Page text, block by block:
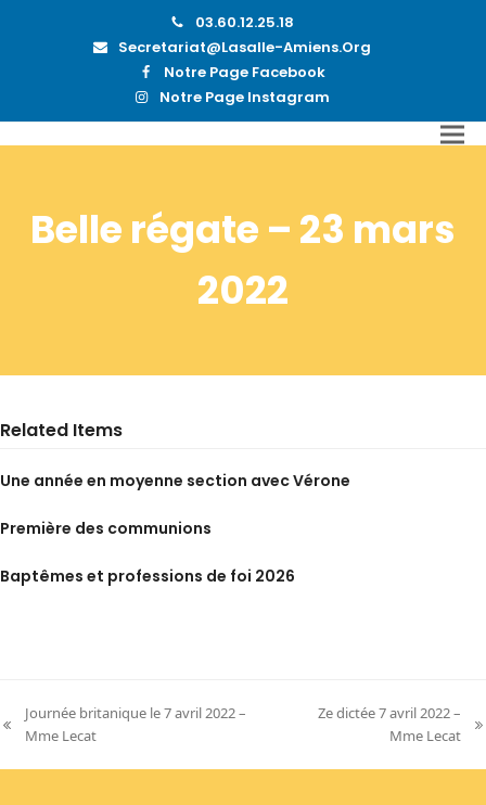
03.60.12.25.18
Secretariat@lasalle-Amiens.org
Notre Page Facebook
Notre Page Instagram
Belle régate – 23 mars
2022
Related Items
Une année en moyenne section avec Vérone
Première des communions
Baptêmes et professions de foi 2026
previous
Journée britanique le 7 avril 2022 –
Mme Lecat
Ze dictée 7 avril 2022 –
Mme Lecat